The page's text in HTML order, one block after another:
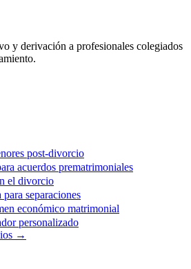
y derivación a profesionales colegiados
post-divorcio
acuerdos prematrimoniales
el divorcio
separaciones
económico matrimonial
personalizado
→